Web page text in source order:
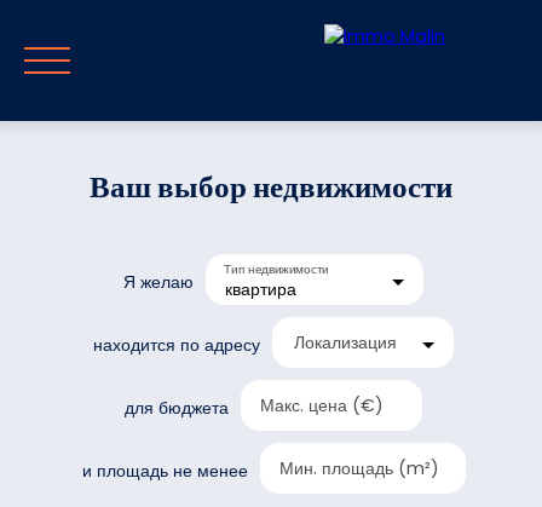
Продавать Покупать
Ваш выбор недвижимости
Я желаю квартира
Тип недвижимости
находится по адресу Локализация
для бюджета Макс. цена (€)
и площадь не менее Мин. площадь (m²)